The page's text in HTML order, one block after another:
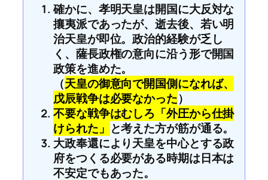
確かに、孝明天皇は開国に大反対な
攘夷派であったが、逝去後、若い明
治天皇が即位。政治的経験が乏し
く、薩長政権の意向に沿う形で開国
政策を進めた。
（天皇の御意向で開国側になれば、
戊辰戦争は必要なかった）
不要な戦争はむしろ「外圧から仕掛
けられた」 と考えた方が筋が通る。
大政奉還により天皇を中心とする政
府をつくる必要がある時期は日本は
不安定でもあった。